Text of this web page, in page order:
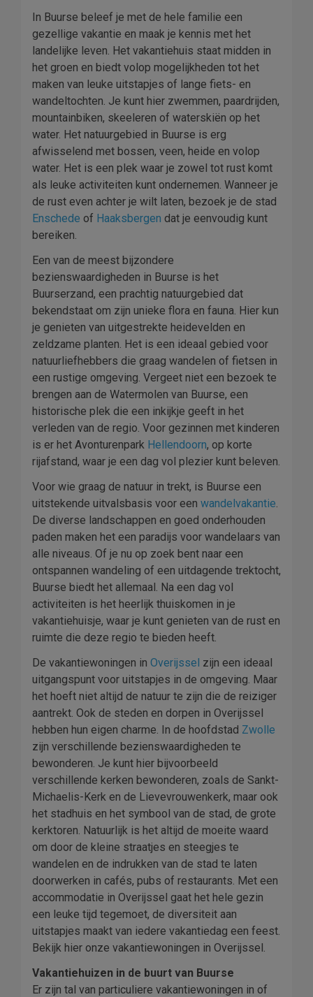
In Buurse beleef je met de hele familie een
gezellige vakantie en maak je kennis met het
landelijke leven. Het vakantiehuis staat midden in
het groen en biedt volop mogelijkheden tot het
maken van leuke uitstapjes of lange fiets- en
wandeltochten. Je kunt hier zwemmen, paardrijden,
mountainbiken, skeeleren of waterskiën op het
water. Het natuurgebied in Buurse is erg
afwisselend met bossen, veen, heide en volop
water. Het is een plek waar je zowel tot rust komt
als leuke activiteiten kunt ondernemen. Wanneer je
de rust even achter je wilt laten, bezoek je de stad
Enschede of Haaksbergen dat je eenvoudig kunt
bereiken.
Een van de meest bijzondere
bezienswaardigheden in Buurse is het
Buurserzand, een prachtig natuurgebied dat
bekendstaat om zijn unieke flora en fauna. Hier kun
je genieten van uitgestrekte heidevelden en
zeldzame planten. Het is een ideaal gebied voor
natuurliefhebbers die graag wandelen of fietsen in
een rustige omgeving. Vergeet niet een bezoek te
brengen aan de Watermolen van Buurse, een
historische plek die een inkijkje geeft in het
verleden van de regio. Voor gezinnen met kinderen
is er het Avonturenpark Hellendoorn, op korte
rijafstand, waar je een dag vol plezier kunt beleven.
Voor wie graag de natuur in trekt, is Buurse een
uitstekende uitvalsbasis voor een wandelvakantie.
De diverse landschappen en goed onderhouden
paden maken het een paradijs voor wandelaars van
alle niveaus. Of je nu op zoek bent naar een
ontspannen wandeling of een uitdagende trektocht,
Buurse biedt het allemaal. Na een dag vol
activiteiten is het heerlijk thuiskomen in je
vakantiehuisje, waar je kunt genieten van de rust en
ruimte die deze regio te bieden heeft.
De vakantiewoningen in Overijssel zijn een ideaal
uitgangspunt voor uitstapjes in de omgeving. Maar
het hoeft niet altijd de natuur te zijn die de reiziger
aantrekt. Ook de steden en dorpen in Overijssel
hebben hun eigen charme. In de hoofdstad Zwolle
zijn verschillende bezienswaardigheden te
bewonderen. Je kunt hier bijvoorbeeld
verschillende kerken bewonderen, zoals de Sankt-
Michaelis-Kerk en de Lievevrouwenkerk, maar ook
het stadhuis en het symbool van de stad, de grote
kerktoren. Natuurlijk is het altijd de moeite waard
om door de kleine straatjes en steegjes te
wandelen en de indrukken van de stad te laten
doorwerken in cafés, pubs of restaurants. Met een
accommodatie in Overijssel gaat het hele gezin
een leuke tijd tegemoet, de diversiteit aan
uitstapjes maakt van iedere vakantiedag een feest.
Bekijk hier onze vakantiewoningen in Overijssel.
Vakantiehuizen in de buurt van Buurse
Er zijn tal van particuliere vakantiewoningen in of